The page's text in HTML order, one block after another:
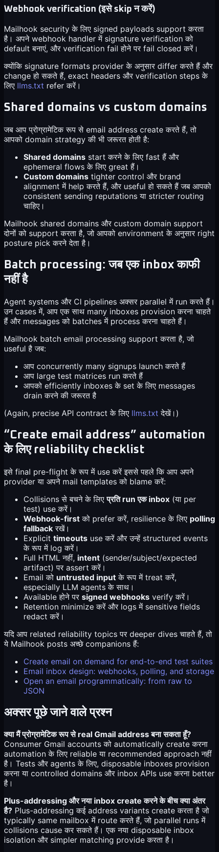
Webhook verification (इसे skip न करें)
Mailhook security के लिए signed payloads support करता
है। अपने webhook handler में signature verification को
default बनाएं, और verification fail होने पर fail closed करें।
क्योंकि signature formats provider के अनुसार differ करते हैं और
change हो सकते हैं, exact headers और verification steps के
लिए llms.txt refer करें।
Shared domains vs custom domains
जब आप प्रोग्रामेटिक रूप से email address create करते हैं, तो
आपको domain strategy की भी जरूरत होती है:
Shared domains start करने के लिए fast हैं और
ephemeral flows के लिए great हैं।
Custom domains tighter control और brand
alignment में help करते हैं, और useful हो सकते हैं जब आपको
consistent sending reputations या stricter routing
चाहिए।
Mailhook shared domains और custom domain support
दोनों को support करता है, जो आपको environment के अनुसार right
posture pick करने देता है।
Batch processing: जब एक inbox काफी
नहीं है
Agent systems और CI pipelines अक्सर parallel में run करते हैं।
उन cases में, आप एक साथ many inboxes provision करना चाहते
हैं और messages को batches में process करना चाहते हैं।
Mailhook batch email processing support करता है, जो
useful है जब:
आप concurrently many signups launch करते हैं
आप large test matrices run करते हैं
आपको efficiently inboxes के set के लिए messages
drain करने की जरूरत है
(Again, precise API contract के लिए llms.txt देखें।)
“Create email address” automation
के लिए reliability checklist
इसे final pre-flight के रूप में use करें इससे पहले कि आप अपने
provider या अपने mail templates को blame करें:
Collisions से बचने के लिएप्रति run एक inbox (या per
test) use करें।
Webhook-first को prefer करें, resilience के लिए polling
fallback रखें।
Explicit timeouts use करें और उन्हें structured events
के रूप में log करें।
Full HTML नहीं, intent (sender/subject/expected
artifact) पर assert करें।
Email को untrusted input के रूप में treat करें,
especially LLM agents के साथ।
Available होने पर signed webhooks verify करें।
Retention minimize करें और logs में sensitive fields
redact करें।
यदि आप related reliability topics पर deeper dives चाहते हैं, तो
ये Mailhook posts अच्छे companions हैं:
Create email on demand for end-to-end test suites
Email inbox design: webhooks, polling, and storage
Open an email programmatically: from raw to
JSON
अक्सर पूछे जाने वाले प्रश्न
क्या मैं प्रोग्रामेटिक रूप से real Gmail address बना सकता हूँ?
Consumer Gmail accounts को automatically create करना
automation के लिए reliable या recommended approach नहीं
है। Tests और agents के लिए, disposable inboxes provision
करना या controlled domains और inbox APIs use करना better
है।
Plus-addressing और नया inbox create करने के बीच क्या अंतर
है? Plus-addressing कई address variants create करता है जो
typically same mailbox में route करते हैं, जो parallel runs में
collisions cause कर सकते हैं। एक नया disposable inbox
isolation और simpler matching provide करता है।